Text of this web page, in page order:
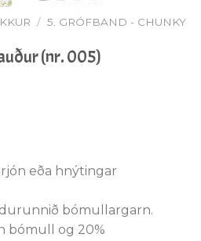
/ 5. GRÓFBAND - CHUNKY
(nr. 005)
eða hnýtingar
bómullargarn.
bómull og 20%